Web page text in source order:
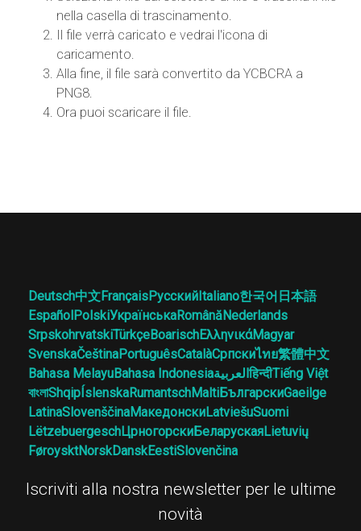
nella casella di trascinamento.
Il file verrà caricato e vedrai l'icona di
caricamento.
Alla fine, il file sarà convertito da YCBCRA a
PNG8.
Ora puoi scaricare il file.
Deutsch中文FrançaisРусскийItaliano한국어 日本語
EspañolPolskiУкраїнськаRomânăNederlands
SrpskohrvatskiTürkçeBoarischΕλληνικάMagyar
SvenskaČeštinaPortuguêsCatalàСрпскиไทย繁體中文
Bahasa MelayuBahasa Indonesiaالعربيةहिन्दीTiếng Việt
বাংলাShqipÍslenskaRumantschMaltiБългарскиGaeilge
LatinaSlovenščinaМакедонскиLatviešuSuomi
LëtzebuergeschЦрногорскиБеларускаяLietuvių
FøroysktNorskDanskEestiSlovenčina
Iscriviti alla nostra newsletter per le ultime
novità